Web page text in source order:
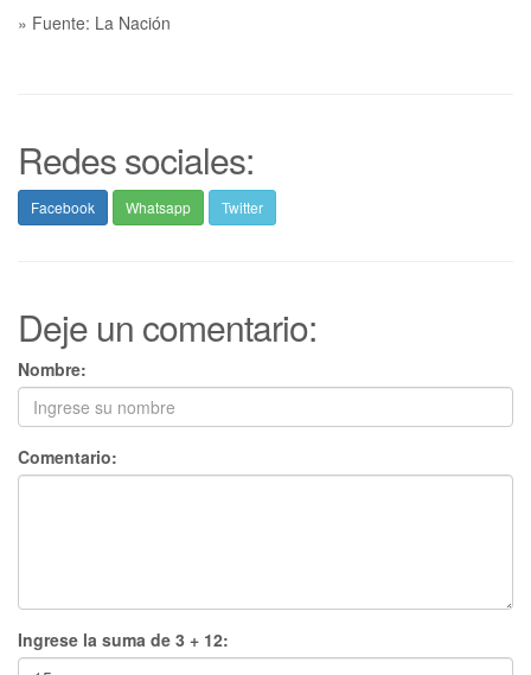
» Fuente: La Nación
Redes sociales:
Facebook Whatsapp Twitter
Deje un comentario:
Nombre:
Comentario:
Ingrese la suma de 3 + 12: